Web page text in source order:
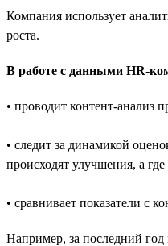
Компания использует
роста.
В работе с данными HR-
• проводит контент-
• следит за динамикой
происходят улучшения, а
• сравнивает показатели с
Например, за последний год